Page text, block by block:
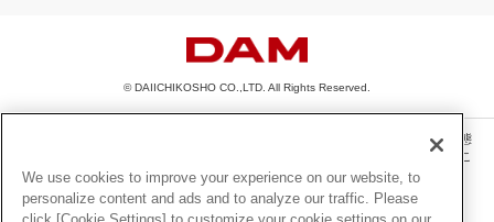
© DAIICHIKOSHO CO.,LTD. All Rights Reserved.
このサイトに掲載されている一切の文章・画像・写真・動画・音声等を、手段や形態
を問わず、著作権法の定める範囲を超えて無断で複製、転載、ファイル化などするこ
とを禁じます。
楽曲及びコンテンツは、機種によりご利用いただけない場合があります。
We use cookies to improve your experience on our website, to
personalize content and ads and to analyze our traffic. Please